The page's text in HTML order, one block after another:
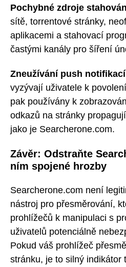
Pochybné zdroje
sítě, torrentové stránky,
aplikacemi a stahovací
častými kanály pro šíření
Zneužívání push notifikací
vyzývají uživatele k
pak používány k
odkazů na stránky
jako je Searcherone.com.
Závěr: Odstraňte
ním spojené hrozby
Searcherone.com není
nástroj pro přesměrování,
prohlížečů k manipulaci s
uživatelů potenciálně
Pokud váš prohlížeč
stránku, je to silný indikátor